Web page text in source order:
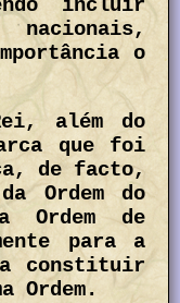
incluir
o
além do
que foi
de facto,
Ordem do
Ordem de
para a
a constituir
Ordem.